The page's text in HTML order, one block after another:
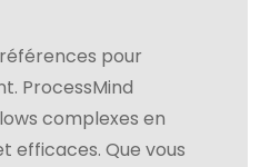
pour
ProcessMind
complexes en
efficaces. Que vous